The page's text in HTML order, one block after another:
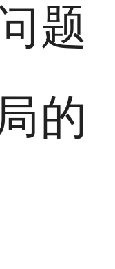
题
的